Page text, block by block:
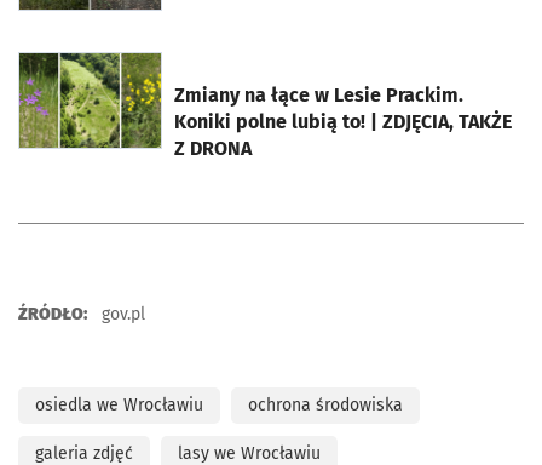
Zmiany na łące w Lesie Prackim.
Koniki polne lubią to! | ZDJĘCIA, TAKŻE
Z DRONA
otworzy się w nowej karcie
ŹRÓDŁO: gov.pl
osiedla we Wrocławiu ochrona środowiska
galeria zdjęć lasy we Wrocławiu